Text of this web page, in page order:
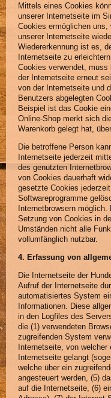
Mittels eines Cookies
unserer Internetseite im
Cookies ermöglichen
unserer Internetseite
Wiedererkennung ist es,
Internetseite zu
Cookies verwendet,
der Internetseite erneut
von der Internetseite und
Benutzers abgelegten
Beispiel ist das Cookie
Online-Shop merkt sich
Warenkorb gelegt hat,
Die betroffene Person
Internetseite jederzeit
des genutzten
von Cookies dauerhaft
gesetzte Cookies
Softwareprogramme
Internetbrowsern
Setzung von Cookies in
Umständen nicht alle
vollumfänglich nutzbar.
4. Erfassung von
Die Internetseite der
Aufruf der Internetseite
automatisiertes System
Informationen. Diese
in den Logfiles des
die (1) verwendeten
zugreifenden System
Internetseite, von
Internetseite gelangt
welche über ein
angesteuert werden, (5)
auf die Internetseite, (6)